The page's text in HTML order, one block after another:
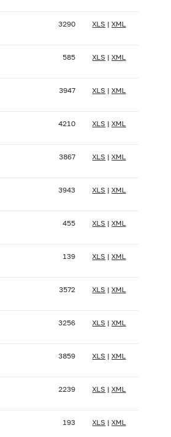
3290 XLS |XML
585 XLS |XML
3947 XLS |XML
4210 XLS |XML
3867 XLS |XML
3943 XLS |XML
455 XLS |XML
139 XLS |XML
3572 XLS |XML
3256 XLS |XML
3859 XLS |XML
2239 XLS |XML
193 XLS |XML